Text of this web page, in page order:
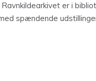
er i
spændende